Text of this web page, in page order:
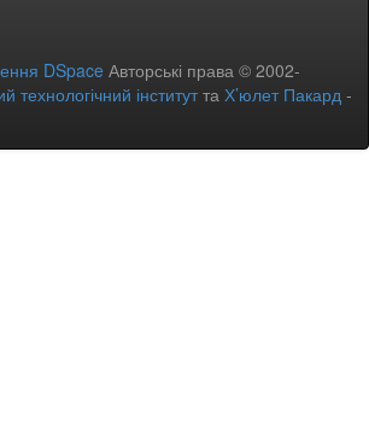
DSpace Авторські права © 2002-
технологічний інститутта Х’юлет Пакард -